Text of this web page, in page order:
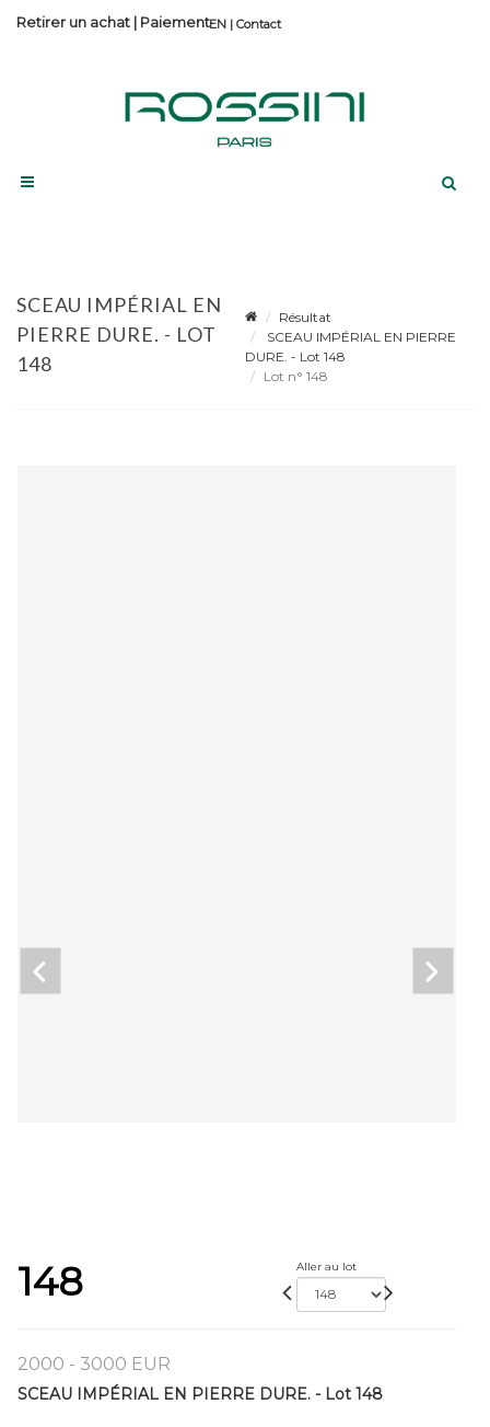
Contact
Retirer un achat | Paiement
SCEAU IMPÉRIAL EN
PIERRE DURE. - LOT
148
Résultat
SCEAU IMPÉRIAL EN PIERRE
DURE. - Lot 148
Lot n° 148
148 Aller au lot
2000 - 3000 EUR
SCEAU IMPÉRIAL EN PIERRE DURE. - Lot 148